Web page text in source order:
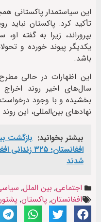
این سیاستمدار پاکستانی
تأکید کرد: پاکستان نباید
بپروراند، زیرا به گفته
یکدیگر پیوند خورده و
باشد.
این اظهارات در حالی
سال‌های اخیر روند
بخشیده و با وجود
نهادهای بین‌المللی، این
بیشتر بخوانید:
افغانستان؛
شدند
اجتماعی, بین الملل,
افغانستان, پاکستان,